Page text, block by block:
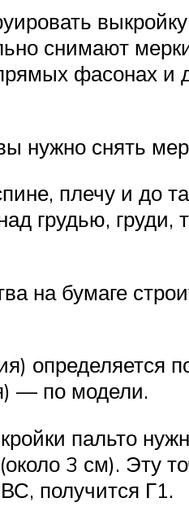
снимают
фасонах и
нужно снять
плечу и до
грудью, груди,
на бумаге
определяется
— по модели.
пальто
3 см). Эту
получится Г1.